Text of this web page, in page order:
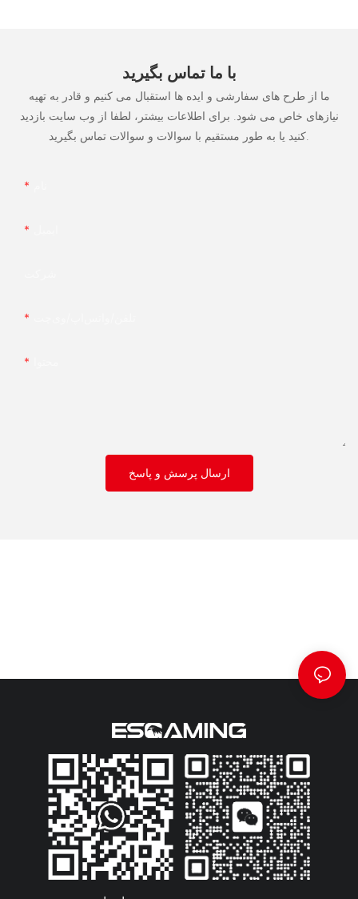
با ما تماس بگیرید
ما از طرح های سفارشی و ایده ها استقبال می کنیم و قادر به تهیه
نیازهای خاص می شود. برای اطلاعات بیشتر، لطفا از وب سایت بازدید
ارسال پرسش و پاسخ